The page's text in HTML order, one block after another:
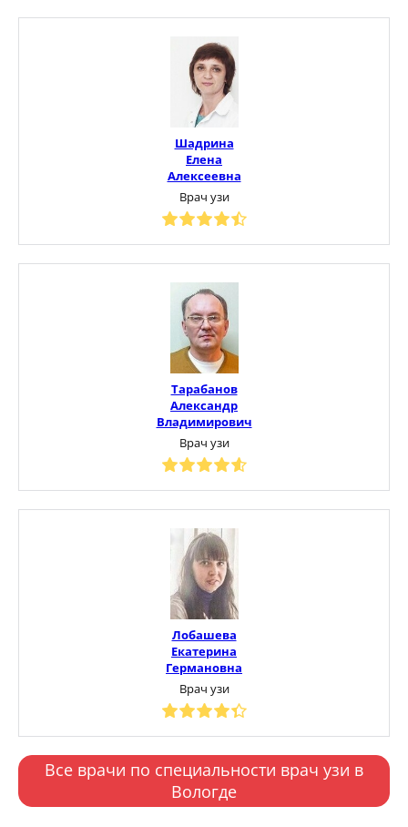
Шадрина
Елена
Алексеевна
Врач узи
Тарабанов
Александр
Владимирович
Врач узи
Лобашева
Екатерина
Германовна
Врач узи
Все врачи по специальности врач узи в
Вологде